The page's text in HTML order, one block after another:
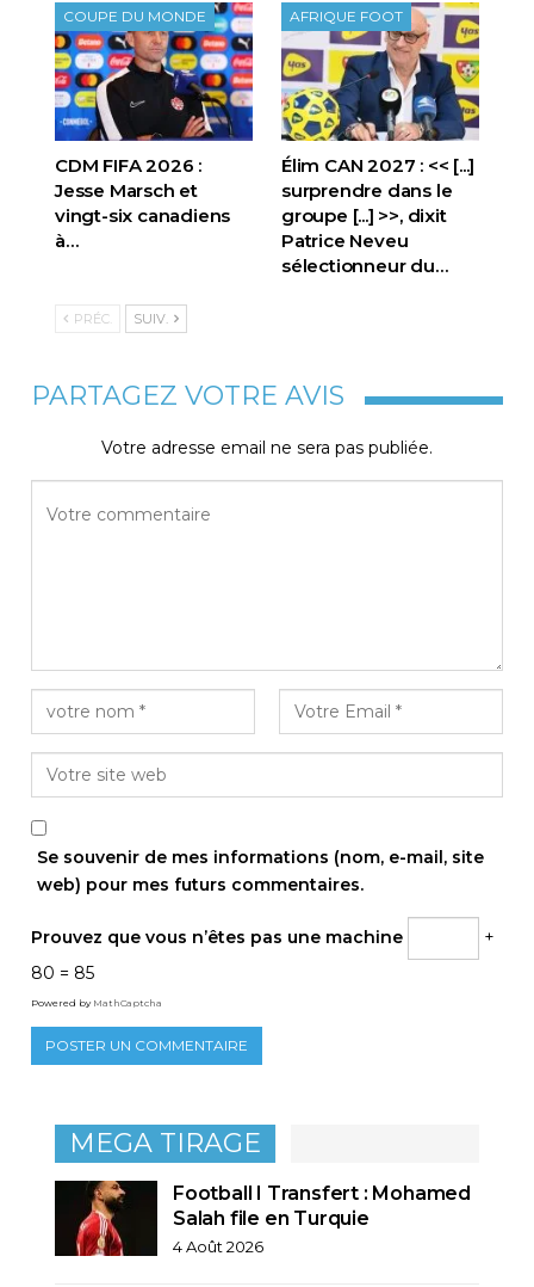
COUPE DU MONDE
CDM FIFA 2026 :
Jesse Marsch et
vingt-six canadiens
à…
AFRIQUE FOOT
Élim CAN 2027 : << [...]
surprendre dans le
groupe [...] >>, dixit
Patrice Neveu
sélectionneur du…
PRÉC. SUIV.
PARTAGEZ VOTRE AVIS
Votre adresse email ne sera pas publiée.
Se souvenir de mes informations (nom, e-mail, site
web) pour mes futurs commentaires.
Prouvez que vous n’êtes pas une machine
+
80 = 85
Powered by MathCaptcha
MEGA TIRAGE
Football I Transfert : Mohamed
Salah file en Turquie
4 Août 2026